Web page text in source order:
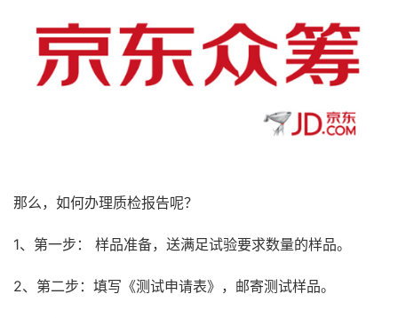
那么，如何办理质检报告呢？
1、第一步： 样品准备，送满足试验要求数量的样品。
2、第二步：填写《测试申请表》，邮寄测试样品。